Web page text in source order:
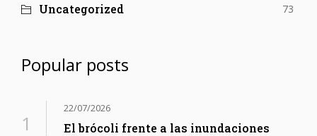
Uncategorized 73
Popular posts
22/07/2026
El brócoli frente a las inundaciones